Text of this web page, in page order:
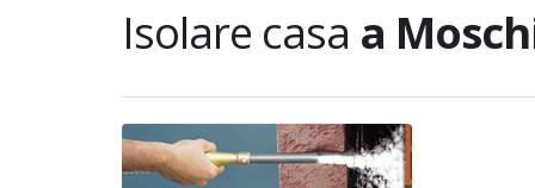
Isolare casa a